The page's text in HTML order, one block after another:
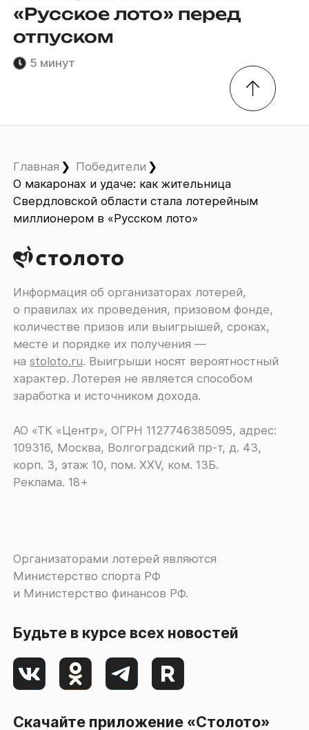
«Русское лото» перед
отпуском
5 минут
Главная
Победители
О макаронах и удаче: как жительница
Свердловской области стала лотерейным
миллионером в «Русском лото»
Информация об организаторах лотерей,
о правилах их проведения, призовом фонде,
количестве призов или выигрышей, сроках,
месте и порядке их получения ―
наstoloto.ru. Выигрыши носят вероятностный
характер. Лотерея не является способом
заработка и источником дохода.
АО «ТК «Центр», ОГРН 1127746385095, адрес:
109316, Москва, Волгоградский пр-т, д. 43,
корп. 3, этаж 10, пом. XXV, ком. 13Б.
Реклама. 18+
Организаторами лотерей являются
Министерство спорта РФ
и Министерство финансов РФ.
Будьте в курсе всех новостей
Скачайте приложение «Столото»